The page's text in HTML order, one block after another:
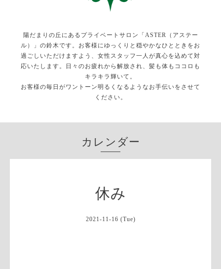
陽だまりの丘にあるプライベートサロン「ASTER（アステー
ル）」の鈴木です。お客様にゆっくりと穏やかなひとときをお
過ごしいただけますよう、女性スタッフ一人が真心を込めて対
応いたします。日々のお疲れから解放され、髪も体もココロも
キラキラ輝いて。
お客様の毎日がワントーン明るくなるようなお手伝いをさせて
ください。
カレンダー
休み
2021-11-16 (Tue)